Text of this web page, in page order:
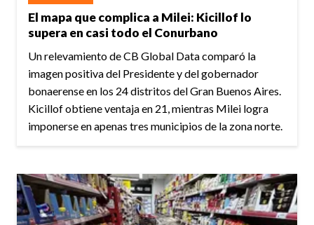
El mapa que complica a Milei: Kicillof lo
supera en casi todo el Conurbano
Un relevamiento de CB Global Data comparó la
imagen positiva del Presidente y del gobernador
bonaerense en los 24 distritos del Gran Buenos Aires.
Kicillof obtiene ventaja en 21, mientras Milei logra
imponerse en apenas tres municipios de la zona norte.